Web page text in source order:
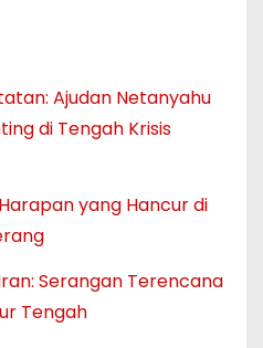
Ajudan Netanyahu
di Tengah Krisis
yang Hancur di
Serangan Terencana
Tengah